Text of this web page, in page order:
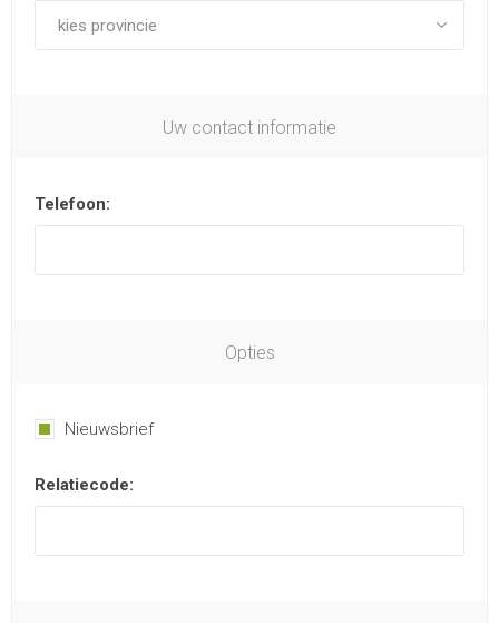
Uw contact informatie
Telefoon:
Opties
Nieuwsbrief
Relatiecode: